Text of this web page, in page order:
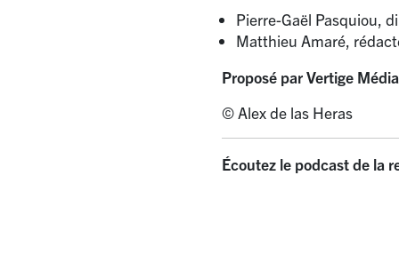
Pierre-Gaël Pasquiou,
Matthieu Amaré,
Proposé par Vertige
© Alex de las Heras
Écoutez le podcast de la